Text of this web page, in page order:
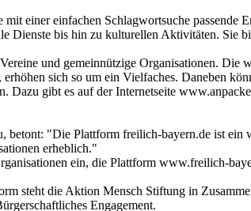
einer einfachen Schlagwortsuche
Dienste bis hin zu kulturellen Aktivitäten. Sie
und gemeinnützige Organisationen.
erhöhen sich so um ein Vielfaches. Daneben
Dazu gibt es auf der Internetseite
"Die Plattform freilich-bayern.de ist
erheblich."
ein, die Plattform www.freilich-
steht die Aktion Mensch Stiftung in
Engagement.